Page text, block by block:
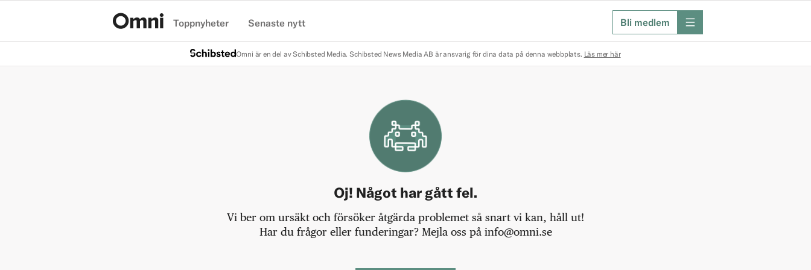
Toppnyheter Senaste nytt Bli medlem meny
Omni är en del av Schibsted Media. Schibsted News Media AB är ansvarig för dina data på denna webbplats. Läs mer här
Oj! Något har gått fel.
Vi ber om ursäkt och försöker åtgärda problemet så snart vi kan, håll ut!
Har du frågor eller funderingar? Mejla oss på info@omni.se